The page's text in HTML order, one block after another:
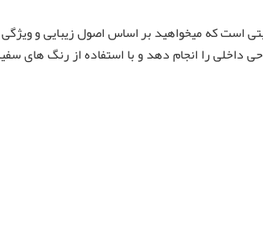
که میخواهید بر اساس اصول زیبایی و
داخلی را انجام دهد و با استفاده از رنگ های